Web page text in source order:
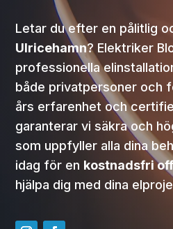
Letar du efter en pålitlig
Ulricehamn? Elektriker
professionella
både privatpersoner och
års erfarenhet och
garanterar vi säkra och
som uppfyller alla dina
idag för en kostnadsfri
hjälpa dig med dina